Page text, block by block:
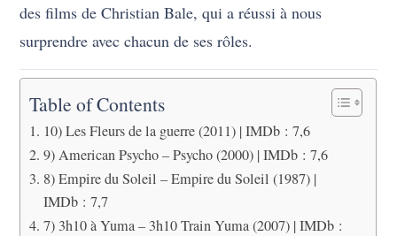
des films de Christian Bale, qui a réussi à nous
surprendre avec chacun de ses rôles.
Table of Contents
10) Les Fleurs de la guerre (2011) | IMDb : 7,6
9) American Psycho – Psycho (2000) | IMDb : 7,6
8) Empire du Soleil – Empire du Soleil (1987) |
IMDb : 7,7
7) 3h10 à Yuma – 3h10 Train Yuma (2007) | IMDb :